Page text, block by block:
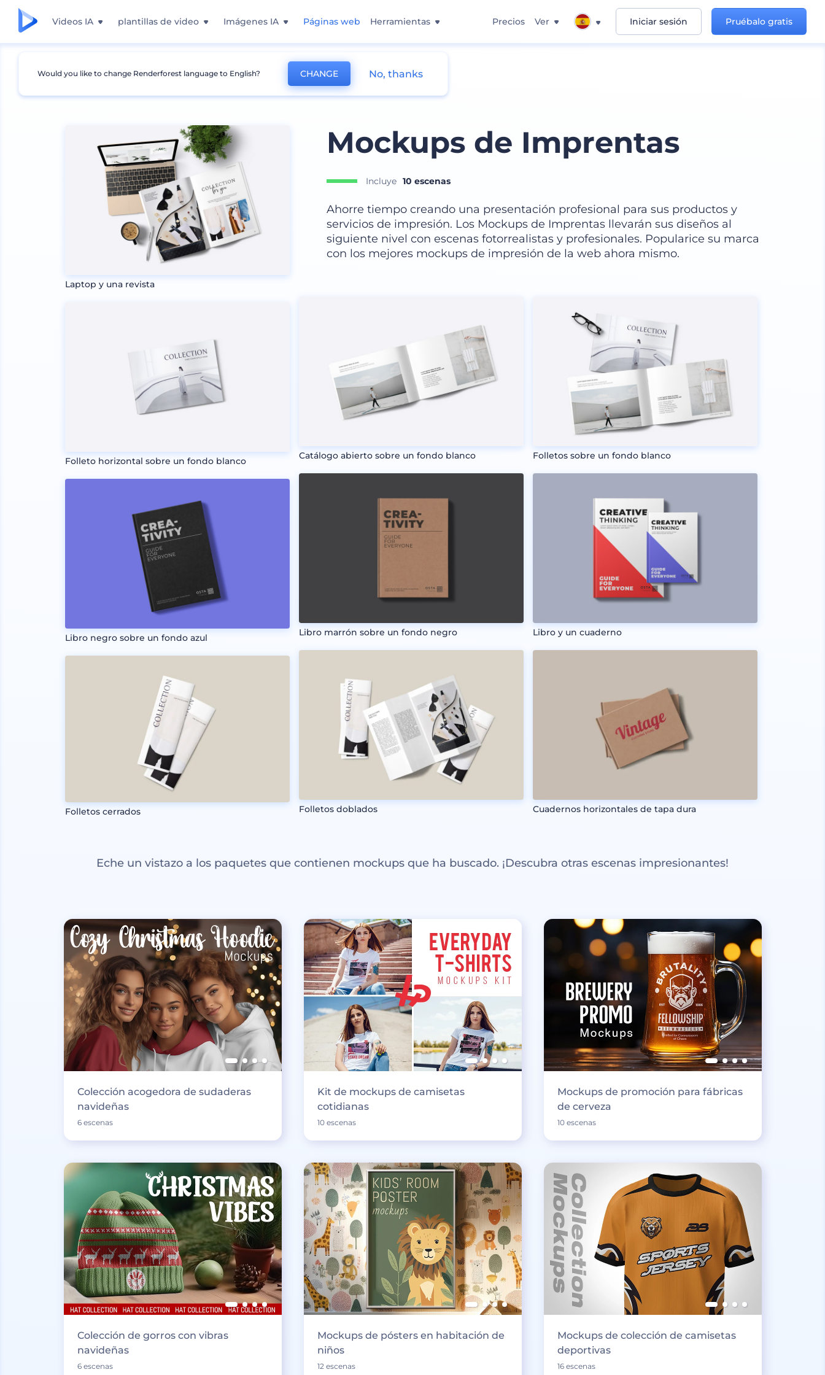
Videos IA plantillas de video Imágenes IA Páginas web Herramientas Precios Ver Iniciar sesión Pruébalo gratis
Mockups Marca Mockup de papelería
Laptop y una revista
Folleto horizontal sobre un fondo blanco
Libro negro sobre un fondo azul
Folletos cerrados
Mockups de Imprentas
Incluye 10 escenas
Ahorre tiempo creando una presentación profesional para sus productos y
servicios de impresión. Los Mockups de Imprentas llevarán sus diseños al
siguiente nivel con escenas fotorrealistas y profesionales. Popularice su marca
con los mejores mockups de impresión de la web ahora mismo.
Catálogo abierto sobre un fondo blanco
Libro marrón sobre un fondo negro
Folletos doblados
Folletos sobre un fondo blanco
Libro y un cuaderno
Cuadernos horizontales de tapa dura
Eche un vistazo a los paquetes que contienen mockups que ha buscado. ¡Descubra otras escenas impresionantes!
Colección acogedora de sudaderas
navideñas
6 escenas
Kit de mockups de camisetas
cotidianas
10 escenas
Mockups de promoción para fábricas
de cerveza
10 escenas
Colección de gorros con vibras
navideñas
6 escenas
Mockups de pósters en habitación de
niños
12 escenas
Mockups de colección de camisetas
deportivas
16 escenas
Would you like to change Renderforest language to English? CHANGE No, thanks